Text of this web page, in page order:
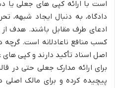
است با ارائه کپی های جعلی یا
دادگاه، به دنبال ایجاد
ادعای طرف مقابل باشند. هدف از
کسب منافع ناعادلانه است. گرچه
اصل اسناد تأکید دارند و کپی های
برای ارائه مدارک جعلی حتی در
پیچیده کرده و برای مالک اصلی